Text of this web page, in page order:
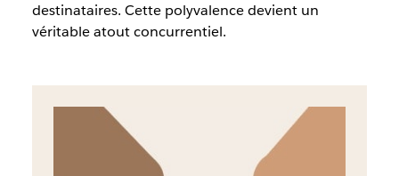
destinataires. Cette polyvalence devient un
véritable atout concurrentiel.